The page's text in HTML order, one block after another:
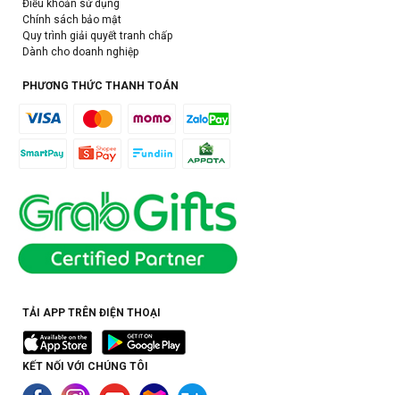
Điều khoản sử dụng
Chính sách bảo mật
Quy trình giải quyết tranh chấp
Dành cho doanh nghiệp
PHƯƠNG THỨC THANH TOÁN
TẢI APP TRÊN ĐIỆN THOẠI
KẾT NỐI VỚI CHÚNG TÔI